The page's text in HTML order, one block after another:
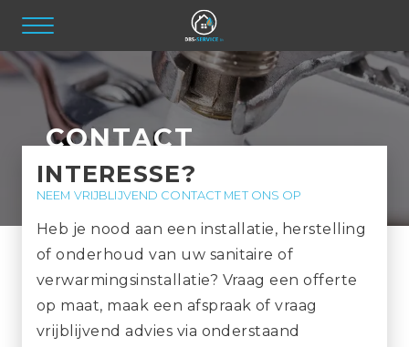
CONTACT
INTERESSE?
NEEM VRIJBLIJVEND CONTACT MET ONS OP
Heb je nood aan een installatie, herstelling
of onderhoud van uw sanitaire of
verwarmingsinstallatie? Vraag een offerte
op maat, maak een afspraak of vraag
vrijblijvend advies via onderstaand